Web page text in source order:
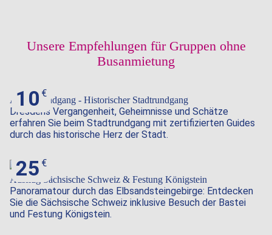
Unsere Empfehlungen für Gruppen ohne
Busanmietung
10
Altstadtrundgang - Historischer Stadtrundgang
Dresdens Vergangenheit, Geheimnisse und Schätze
erfahren Sie beim Stadtrundgang mit zertifizierten Guides
durch das historische Herz der Stadt.
25
Ausflug Sächsische Schweiz & Festung Königstein
Panoramatour durch das Elbsandsteingebirge: Entdecken
Sie die Sächsische Schweiz inklusive Besuch der Bastei
und Festung Königstein.